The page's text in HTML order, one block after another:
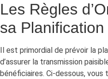
Les Règles
sa
Il est primordial de prévoir la
d’assurer la transmission
bénéficiaires. Ci-dessous,